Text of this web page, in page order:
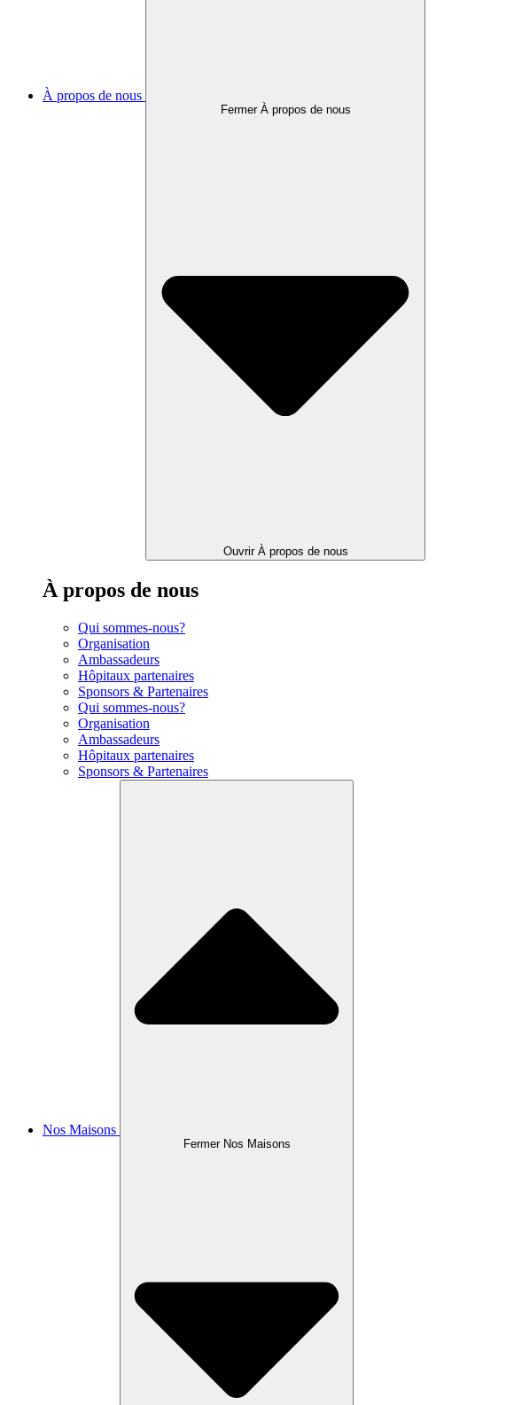
À propos de nous
Fermer À propos de nous
Ouvrir À propos de nous
À propos de nous
Qui sommes-nous?
Organisation
Ambassadeurs
Hôpitaux partenaires
Sponsors & Partenaires
Qui sommes-nous?
Organisation
Ambassadeurs
Hôpitaux partenaires
Sponsors & Partenaires
Nos Maisons
Fermer Nos Maisons